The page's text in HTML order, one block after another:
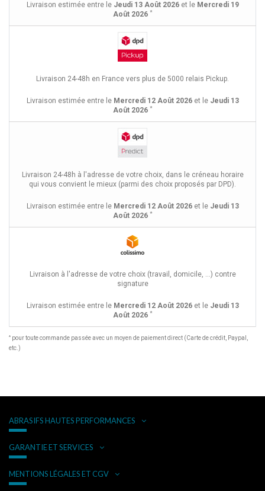
Livraison estimée entre le Jeudi 13 Août 2026et le Mercredi 19
Août 2026 *
Livraison 24-48h en France vers plus de 5000 relais Pickup.
Livraison estimée entre le Mercredi 12 Août 2026et le Jeudi 13
Août 2026 *
Livraison 24-48h à l'adresse de votre choix, dans le créneau horaire
qui vous convient le mieux (parmi des choix proposés par DPD).
Livraison estimée entre le Mercredi 12 Août 2026et le Jeudi 13
Août 2026 *
Livraison à l'adresse de votre choix (travail, domicile, ...) contre
signature
Livraison estimée entre le Mercredi 12 Août 2026et le Jeudi 13
Août 2026 *
* pour toute commande passée avec un moyen de paiement direct (Carte de crédit, Paypal,
etc.)
ABRASIFS HAUTES PERFORMANCES
GARANTIE ET SERVICES
MENTIONS LÉGALES ET CGV